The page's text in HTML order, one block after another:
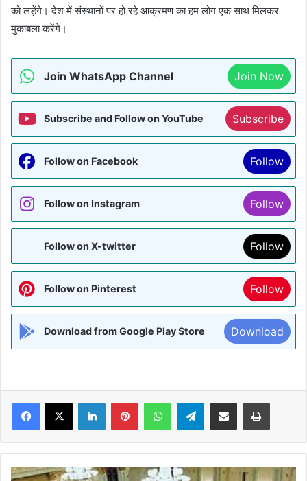
को लड़ेंगे। देश में संस्थानों पर हो रहे आक्रमण का हम लोग एक साथ मिलकर
मुकाबला करेंगे।
Join WhatsApp Channel Join Now
Subscribe and Follow on YouTube Subscribe
Follow on Facebook Follow
Follow on Instagram Follow
Follow on X-twitter Follow
Follow on Pinterest Follow
Download from Google Play Store Download
Facebook
X LinkedInPinterestWhatsAppTelegramShare via Email Print
अमेरिका